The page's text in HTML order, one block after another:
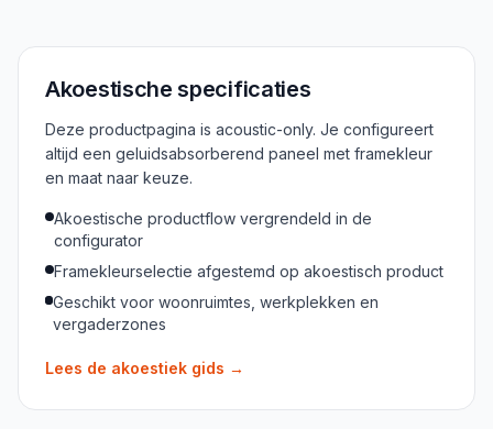
Akoestische specificaties
Deze productpagina is acoustic-only. Je configureert
altijd een geluidsabsorberend paneel met framekleur
en maat naar keuze.
Akoestische productflow vergrendeld in de
configurator
Framekleurselectie afgestemd op akoestisch product
Geschikt voor woonruimtes, werkplekken en
vergaderzones
Lees de akoestiek gids →